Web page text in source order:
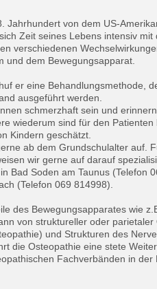
Jahrhundert von dem US-
Zeit seines Lebens intensiv mit
verschiedenen
und dem Bewegungsapparat.
er eine Behandlungsmethode,
ausgeführt werden.
schmerzhaft sein und
wiederum sind für den Patienten
Kindern geschätzt.
ab dem Grundschulalter auf.
wir gerne auf darauf
Bad Soden am Taunus (Telefon
(Telefon 069 814998).
des Bewegungsapparates wie
von struktureller oder parietaler
und Strukturen des
die Osteopathie eine stete
Fachverbänden in der